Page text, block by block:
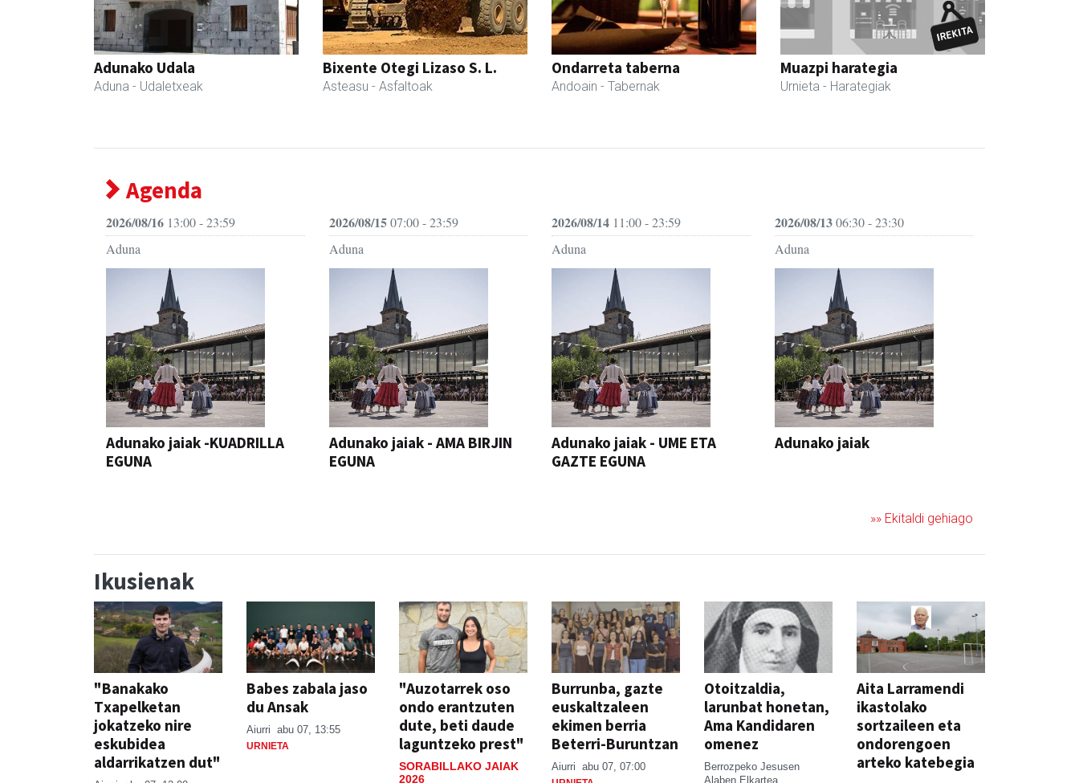
Adunako Udala
Aduna - Udaletxeak
Bixente Otegi Lizaso S. L.
Asteasu - Asfaltoak
Ondarreta taberna
Andoain - Tabernak
Muazpi harategia
Urnieta - Harategiak
Agenda
2026/08/16 13:00 - 23:59
Aduna
Adunako jaiak -KUADRILLA
EGUNA
2026/08/1507:00 - 23:59
Aduna
Adunako jaiak - AMA BIRJIN
EGUNA
2026/08/14 11:00 - 23:59
Aduna
Adunako jaiak - UME ETA
GAZTE EGUNA
2026/08/1306:30 - 23:30
Aduna
Adunako jaiak
»» Ekitaldi gehiago
Ikusienak
"Banakako
Txapelketan
jokatzeko nire
eskubidea
aldarrikatzen dut"
Babes zabala jaso
du Ansak
Aiurri abu 07, 13:55
URNIETA
"Auzotarrek oso
ondo erantzuten
dute, beti daude
laguntzeko prest"
SORABILLAKO JAIAK
2026
Burrunba, gazte
euskaltzaleen
ekimen berria
Beterri-Buruntzan
Aiurri abu 07, 07:00
Otoitzaldia,
larunbat honetan,
Ama Kandidaren
omenez
Berrozpeko Jesusen
Alaben Elkartea
Aita Larramendi
ikastolako
sortzaileen eta
ondorengoen
arteko katebegia